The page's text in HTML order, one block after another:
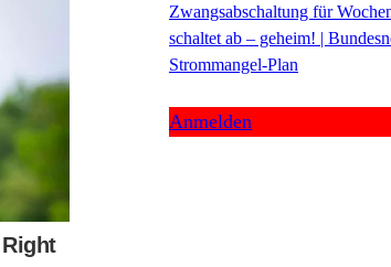
Zwangsabschaltung für
schaltet ab – geheim! |
Strommangel-Plan
Anmelden